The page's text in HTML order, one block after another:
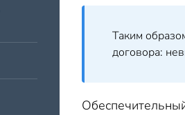
Таким
договора: